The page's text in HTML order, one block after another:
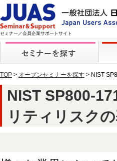
セミナー／会員企業サポートサイト
TOP > オープンセミナーを探す > NIST
NIST SP800-
リティリスク